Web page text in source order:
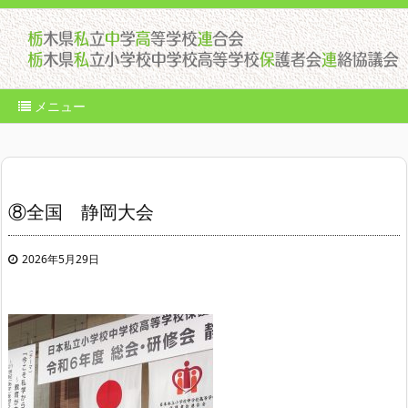
メニュー
⑧全国 静岡大会
2026年5月29日